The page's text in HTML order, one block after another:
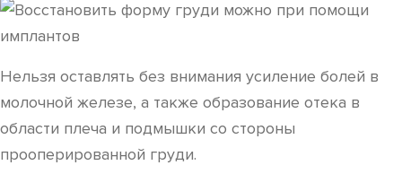
Нельзя оставлять без внимания усиление болей в
молочной железе, а также образование отека в
области плеча и подмышки со стороны
прооперированной груди.